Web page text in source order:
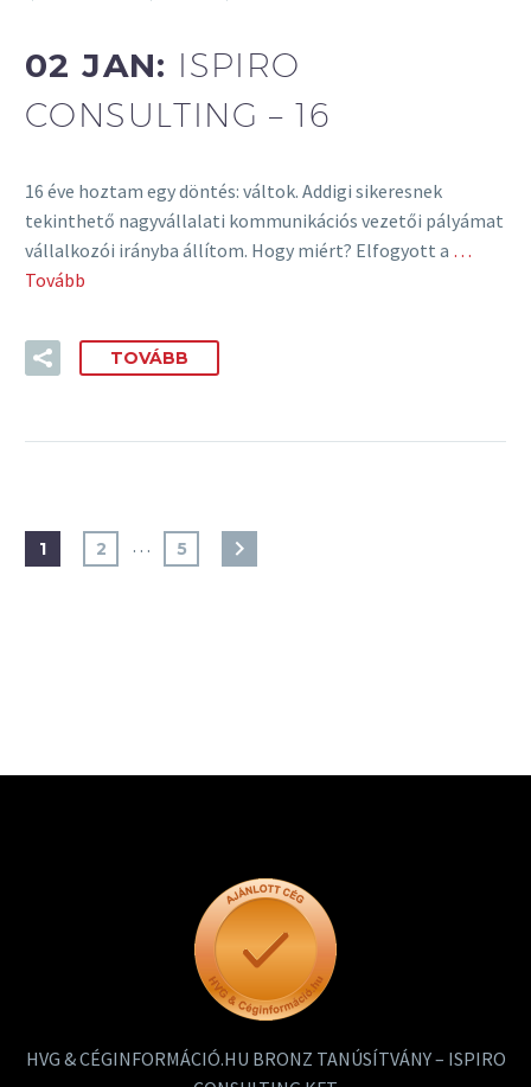
02 JAN: ISPIRO
CONSULTING – 16
16 éve hoztam egy döntés: váltok. Addigi sikeresnek
tekinthető nagyvállalati kommunikációs vezetői pályámat
vállalkozói irányba állítom. Hogy miért? Elfogyott a …
Tovább
TOVÁBB
1 2 … 5
HVG & CÉGINFORMÁCIÓ.HU BRONZ TANÚSÍTVÁNY – ISPIRO